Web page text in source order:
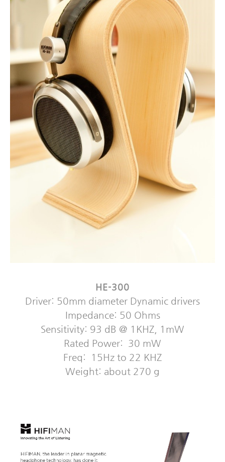
HE-300
Driver: 50mm diameter Dynamic drivers
Impedance: 50 Ohms
Sensitivity: 93 dB @ 1KHZ, 1mW
Rated Power: 30 mW
Freq: 15Hz to 22 KHZ
Weight: about 270 g